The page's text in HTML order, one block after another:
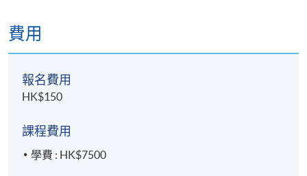
費用
報名費用
HK$150
課程費用
學費 : HK$7500